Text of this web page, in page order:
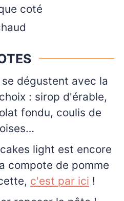
coté
dégustent avec la
: sirop d'érable,
fondu, coulis de
light est encore
compote de pomme
c'est par ici !